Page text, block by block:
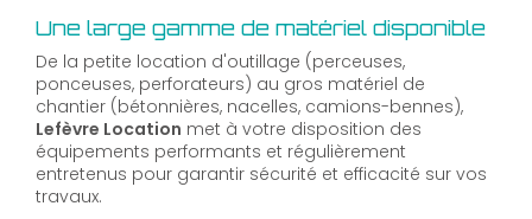
Une large gamme de matériel disponible
De la petite location d'outillage (perceuses,
ponceuses, perforateurs) au gros matériel de
chantier (bétonnières, nacelles, camions-bennes),
Lefèvre Location met à votre disposition des
équipements performants et régulièrement
entretenus pour garantir sécurité et efficacité sur vos
travaux.